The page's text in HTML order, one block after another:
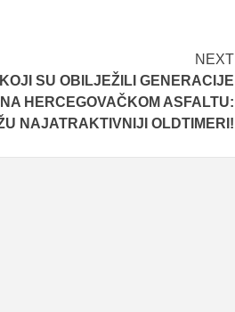
NEXT
SU OBILJEŽILI GENERACIJE
HERCEGOVAČKOM ASFALTU:
NAJATRAKTIVNIJI OLDTIMERI!